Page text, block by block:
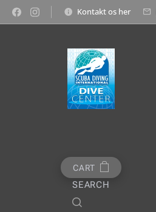
Kontakt os her
CART
SEARCH